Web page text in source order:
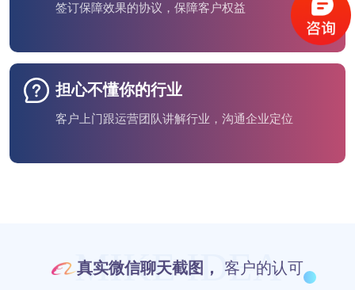
签订保障效果的协议，保障客户权益
担心不懂你的行业
客户上门跟运营团队讲解行业，沟通企业定位
MIKE IDEA
真实微信聊天截图， 客户的认可